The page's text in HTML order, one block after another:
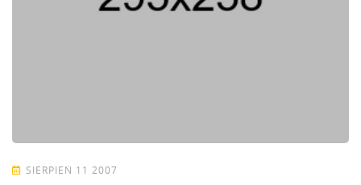
SIERPIEŃ 11 2007